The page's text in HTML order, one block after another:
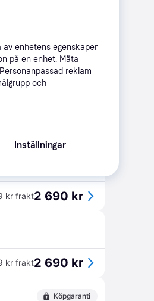
dagar 2 680 kr
Eller 473 kr/mån
kr frakt2 690 kr
kr frakt2 690 kr
Köpgaranti
enhetens egenskaper
på en enhet. Mäta
reklam
och
Inställningar